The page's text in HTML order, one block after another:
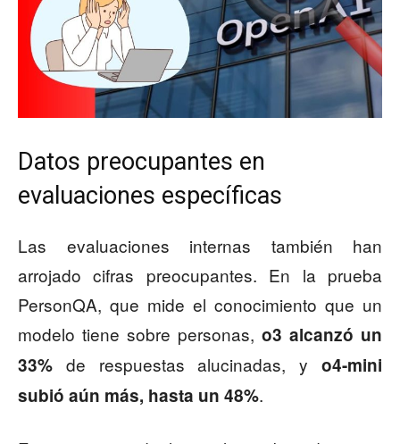
Datos preocupantes en
evaluaciones específicas
Las evaluaciones internas también han
arrojado cifras preocupantes. En la prueba
PersonQA, que mide el conocimiento que un
modelo tiene sobre personas, o3 alcanzó un
33% de respuestas alucinadas, y o4-mini
subió aún más, hasta un 48%.